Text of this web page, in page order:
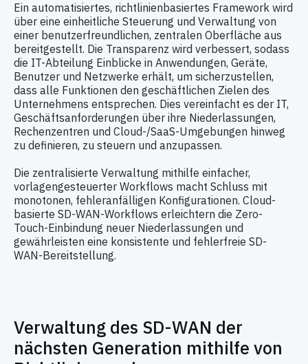
Ein automatisiertes, richtlinienbasiertes Framework wird
über eine einheitliche Steuerung und Verwaltung von
einer benutzerfreundlichen, zentralen Oberfläche aus
bereitgestellt. Die Transparenz wird verbessert, sodass
die IT-Abteilung Einblicke in Anwendungen, Geräte,
Benutzer und Netzwerke erhält, um sicherzustellen,
dass alle Funktionen den geschäftlichen Zielen des
Unternehmens entsprechen. Dies vereinfacht es der IT,
Geschäftsanforderungen über ihre Niederlassungen,
Rechenzentren und Cloud-/SaaS-Umgebungen hinweg
zu definieren, zu steuern und anzupassen.
Die zentralisierte Verwaltung mithilfe einfacher,
vorlagengesteuerter Workflows macht Schluss mit
monotonen, fehleranfälligen Konfigurationen. Cloud-
basierte SD-WAN-Workflows erleichtern die Zero-
Touch-Einbindung neuer Niederlassungen und
gewährleisten eine konsistente und fehlerfreie SD-
WAN-Bereitstellung.
Verwaltung des SD-WAN der
nächsten Generation mithilfe von